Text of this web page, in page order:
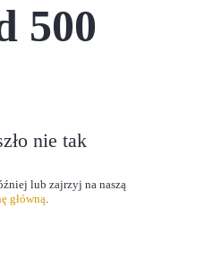
500
nie tak
główną.